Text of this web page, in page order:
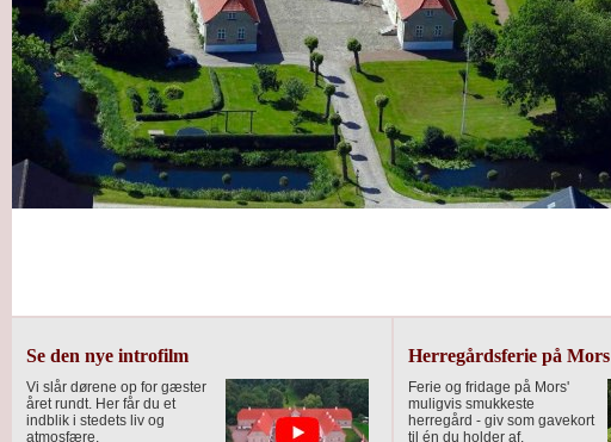
Se den nye introfilm
Vi slår dørene op for gæster
året rundt. Her får du et
indblik i stedets liv og
atmosfære.
Herregårdsferie på Mors
Ferie og fridage på Mors'
muligvis smukkeste
herregård - giv som gavekort
til én du holder af.